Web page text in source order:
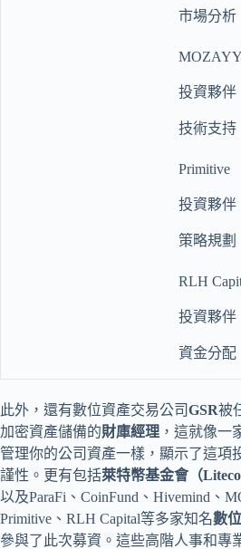
市場分析
投資夥伴
技術支持
Primitive
投資夥伴
策略規劃
RLH
投資夥伴
資金分配
此外，還有數位資產交易公司GSR被
加密資產儲備的財庫經理 ，這就像一
管理你的公司資產一樣，顯示了這項
謹性。更有包括萊特幣基金會（
以及ParaFi、CoinFund、Hivemind、
Primitive、RLH Capital等多家知名數
參與了此次募資。這些高階人事和專